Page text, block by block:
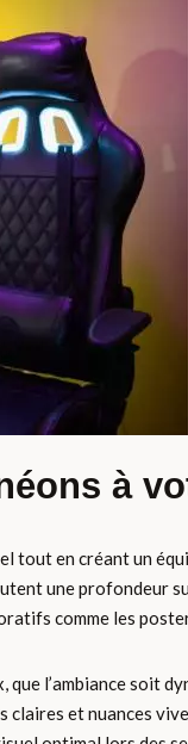
à
tout en créant un
une profondeur
comme les
l’ambiance soit
et nuances